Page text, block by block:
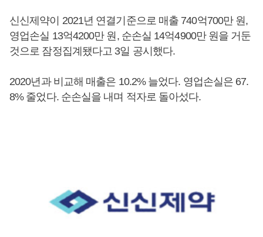
신신제약이 2021년 연결기준으로 매출 740억700만 원,
영업손실 13억4200만 원, 순손실 14억4900만 원을 거둔
것으로 잠정집계됐다고 3일 공시했다.
2020년과 비교해 매출은 10.2% 늘었다. 영업손실은 67.
8% 줄었다. 순손실을 내며 적자로 돌아섰다.